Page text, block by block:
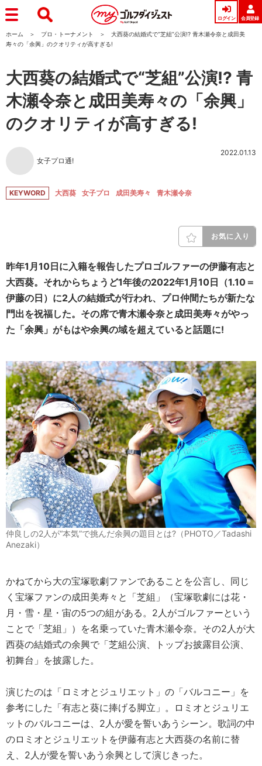
ログイン 会員登録
ホーム プロ・トーナメント
大西葵の結婚式で“芝組”公演!? 青木瀬令奈と成田美
寿々の「余興」のクオリティが高すぎる!
大西葵の結婚式で“芝組”公演!? 青
木瀬令奈と成田美寿々の「余興」
のクオリティが高すぎる!
女子プロ通!
2022.01.13
KEYWORD 大西葵 女子プロ 成田美寿々 青木瀬令奈
お気に入り
昨年1月10日に入籍を報告したプロゴルファーの伊藤有志と
大西葵。 それからちょうど1年後の2022年1月10日（1.10＝
伊藤の日）に2人の結婚式が行われ、プロ仲間たちが新たな
門出を祝福した。その席で青木瀬令奈と成田美寿々がやっ
た「余興」がもはや余興の域を超えていると話題に!
仲良しの2人が“本気”で挑んだ余興の題目とは?（PHOTO／Tadashi
Anezaki）
かねてから大の宝塚歌劇ファンであることを公言し、同じ
く宝塚ファンの成田美寿々と「芝組」（宝塚歌劇には花・
月・雪・星・宙の5つの組がある。2人がゴルファーという
ことで「芝組」）を名乗っていた青木瀬令奈。その2人が大
西葵の結婚式の余興で「芝組公演、トップお披露目公演、
初舞台」を披露した。
演じたのは「ロミオとジュリエット」の「バルコニー」を
参考にした「有志と葵に捧げる脚立」。ロミオとジュリエ
ットのバルコニーは、2人が愛を誓いあうシーン。歌詞の中
のロミオとジュリエットを伊藤有志と大西葵の名前に替
え、2人が愛を誓いあう余興として演じきった。